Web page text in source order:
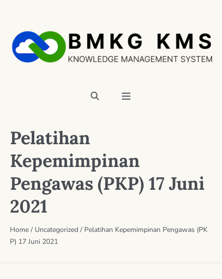
Pelatihan
Kepemimpinan
Pengawas (PKP) 17 Juni
2021
Home / Uncategorized / Pelatihan Kepemimpinan Pengawas (PK
P) 17 Juni 2021